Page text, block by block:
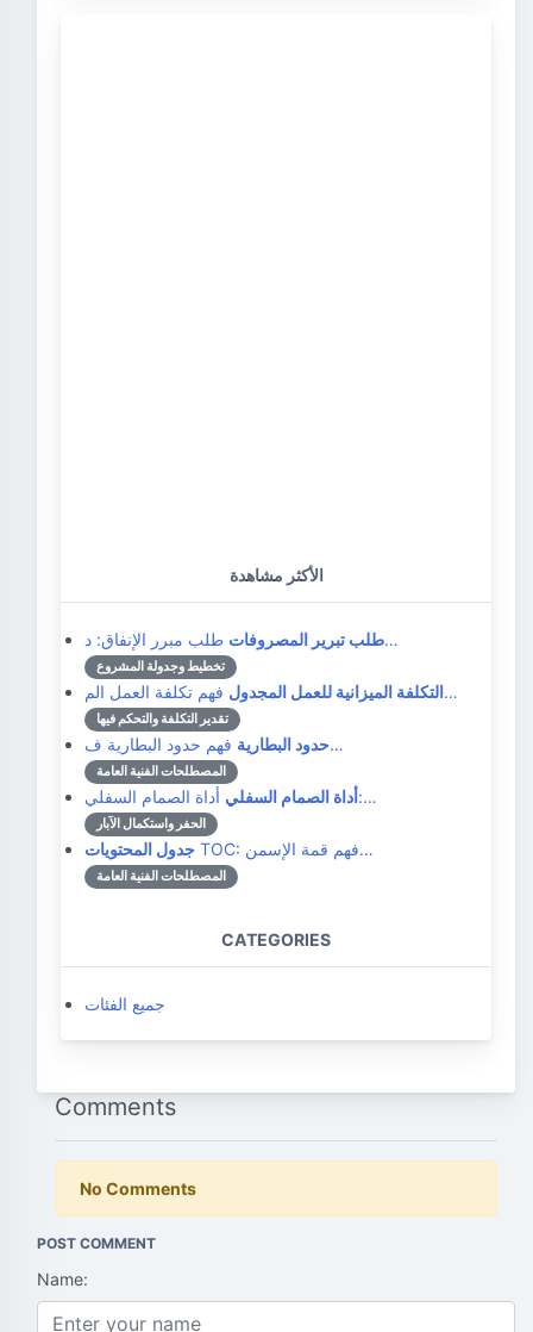
الأكثر مشاهدة
طلب تبرير المصروفاتطلب مبرر الإنفاق: د…
تخطيط وجدولة المشروع
التكلفة الميزانية للعمل المجدولفهم تكلفة العمل الم…
تقدير التكلفة والتحكم فيها
حدود البطاريةفهم حدود البطارية ف…
المصطلحات الفنية العامة
أداة الصمام السفليأداة الصمام السفلي:…
الحفر واستكمال الآبار
جدول المحتويات TOC: فهم قمة الإسمن…
المصطلحات الفنية العامة
CATEGORIES
جميع الفئات
Comments
No Comments
POST COMMENT
Name: